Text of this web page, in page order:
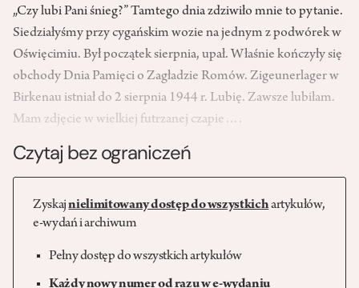
„Czy lubi Pani śnieg?” Tamtego dnia zdziwiło mnie to pytanie.
Siedziałyśmy przy cygańskim wozie na jednym z podwórek w
Oświęcimiu. Był początek sierpnia, upał. Właśnie kończyły się
obchody Dnia Pamięci o Zagładzie Romów. Zigeunerlager w
Birkenau istniał do 2 sierpnia 1944 r. Lubię. Zawsze lubiłam.
Mam zdjęcie w wielkiej futrzanej czapie….
Czytaj bez ograniczeń
Zyskajnielimitowany dostęp do wszystkichartykułów,
e-wydań i archiwum
Pełny dostęp do wszystkich artykułów
Każdy nowy numer od razu w e-wydaniu